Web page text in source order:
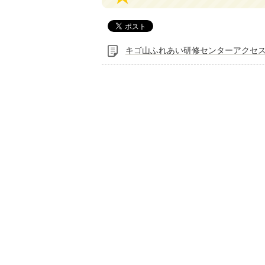
キゴ山ふれあい研修センターアクセ